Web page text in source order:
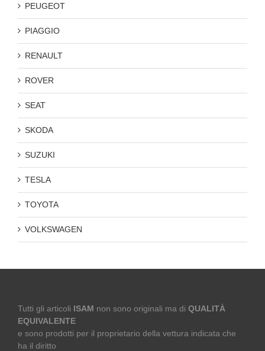
PEUGEOT
PIAGGIO
RENAULT
ROVER
SEAT
SKODA
SUZUKI
TESLA
TOYOTA
VOLKSWAGEN
Tutti gli articoli ISAM non sono originali ma di QUALITÀ
EQUIVALENTE
e sono prodotti per il proprietario della vettura indicata che
ha il diritto